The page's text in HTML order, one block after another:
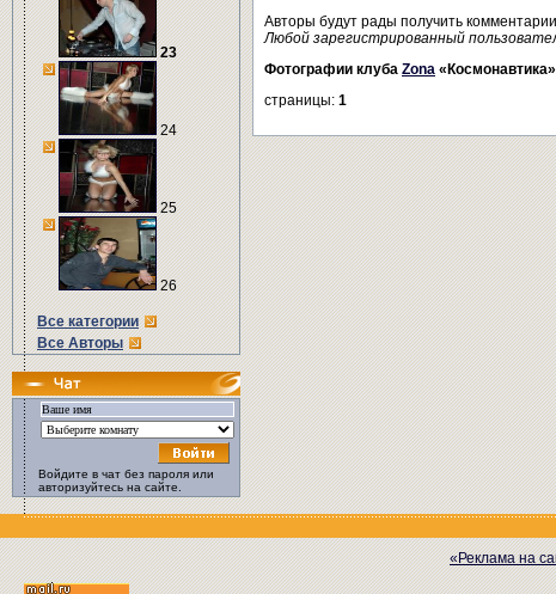
23
24
25
26
Все категории
Все Авторы
Войдите в чат без пароля или
авторизуйтесь на сайте.
Авторы будут рады получить
Любой зарегистрированный
Фотографии клуба Zona «Космонавтика»
страницы: 1
«Реклама на